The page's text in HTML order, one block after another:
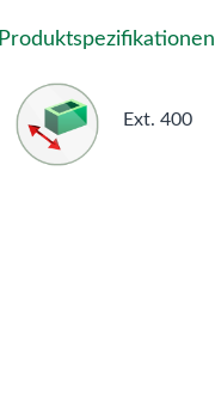
Produktspezifikationen
Ext. 400